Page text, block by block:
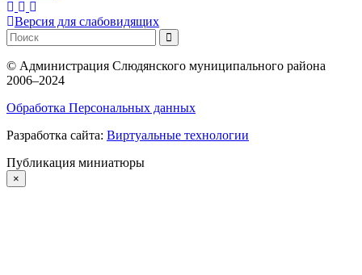
Версия для слабовидящих
© Администрация Слюдянского муниципального района
2006–2024
Обработка Персональных данных
Разработка сайта: Виртуальные технологии
Публикация миниатюры
×